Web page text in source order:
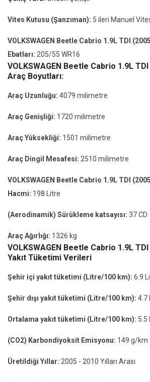
Vites Kutusu (Şanzıman): 5 ileri Manuel
VOLKSWAGEN Beetle Cabrio 1.9L TDI
Ebatları: 205/55 WR16
VOLKSWAGEN Beetle Cabrio 1.9L
Araç Boyutları:
Araç Uzunluğu: 4079 milimetre
Araç Genişliği: 1720 milimetre
Araç Yüksekliği: 1501 milimetre
Araç Dingil Mesafesi: 2510 milimetre
VOLKSWAGEN Beetle Cabrio 1.9L TDI
Hacmi: 198 Litre
(Aerodinamik) Sürükleme katsayısı: 37 CD
Araç Ağırlığı: 1326 kg
VOLKSWAGEN Beetle Cabrio 1.9L
Yakıt Tüketimi Verileri
Şehir içi yakıt tüketimi (Litre/100 km): 6.9
Şehir dışı yakıt tüketimi (Litre/100 km): 4.7
Ortalama yakıt tüketimi (Litre/100 km): 5.5
(CO2) Karbondiyoksit Emisyonu: 149 g/km
Üretildiği Yıllar: 2005 - 2010 Yılları Arası